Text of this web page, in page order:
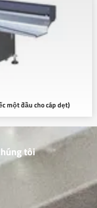
một đầu cho cáp dẹt)
tôi